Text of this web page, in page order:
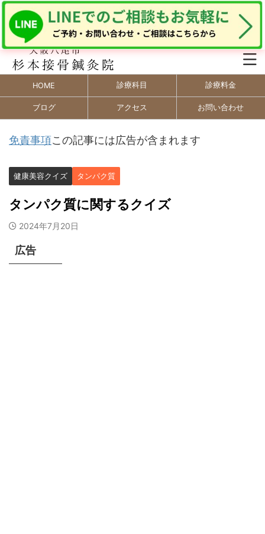
HOME 診療科目 診療料金
ブログ アクセス お問い合わせ
免責事項この記事には広告が含まれます
健康美容クイズ タンパク質
タンパク質に関するクイズ
2024年7月20日
広告